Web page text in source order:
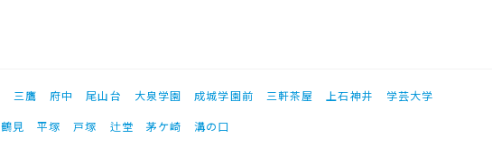
三鷹 府中 尾山台 大泉学園 成城学園前 三軒茶屋 上石神井
学芸大学
鶴見 平塚 戸塚 辻堂 茅ケ崎
溝の口